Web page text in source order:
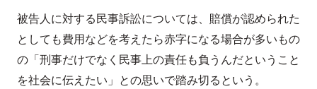
被告人に対する民事訴訟については、賠償が認められた
としても費用などを考えたら赤字になる場合が多いもの
の「刑事だけでなく民事上の責任も負うんだということ
を社会に伝えたい」との思いで踏み切るという。